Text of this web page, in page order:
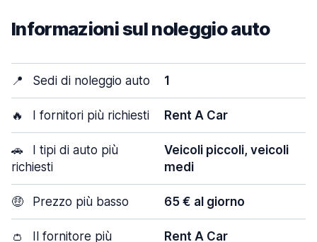
Informazioni sul noleggio auto
📍 Sedi di noleggio auto 1
🔥 I fornitori più richiesti Rent A Car
🚗
I tipi di auto più
richiesti
Veicoli piccoli, veicoli
medi
🤑 Prezzo più basso 65 € al giorno
👛
Il fornitore più
Rent A Car